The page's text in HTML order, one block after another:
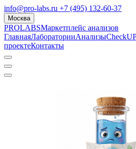
info@pro-labs.ru +7 (495) 132-60-37
Москва
PROLABSМаркетплейс анализов
ГлавнаяЛабораторииАнализы
проектеКонтакты